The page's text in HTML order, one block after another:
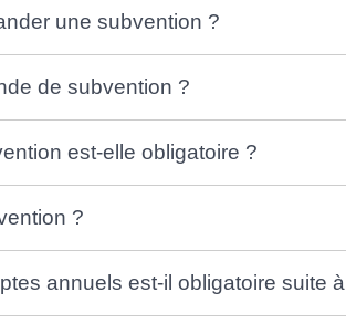
une subvention ?
de subvention ?
est-elle obligatoire ?
?
annuels est-il obligatoire suite